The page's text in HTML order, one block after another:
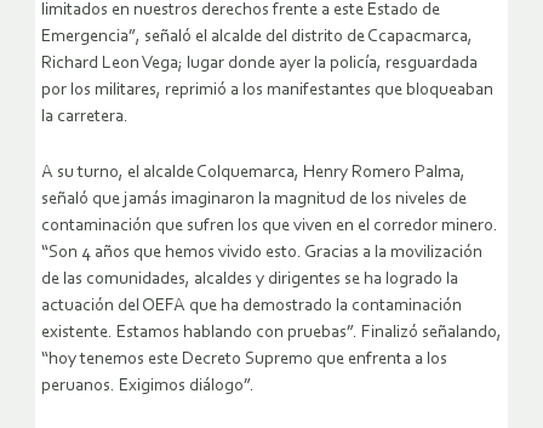
limitados en nuestros derechos frente a este Estado de
Emergencia”, señaló el alcalde del distrito de Ccapacmarca,
Richard Leon Vega; lugar donde ayer la policía, resguardada
por los militares, reprimió a los manifestantes que bloqueaban
la carretera.
A su turno, el alcalde Colquemarca, Henry Romero Palma,
señaló que jamás imaginaron la magnitud de los niveles de
contaminación que sufren los que viven en el corredor minero.
“Son 4 años que hemos vivido esto. Gracias a la movilización
de las comunidades, alcaldes y dirigentes se ha logrado la
actuación del OEFA que ha demostrado la contaminación
existente. Estamos hablando con pruebas”. Finalizó señalando,
“hoy tenemos este Decreto Supremo que enfrenta a los
peruanos. Exigimos diálogo”.